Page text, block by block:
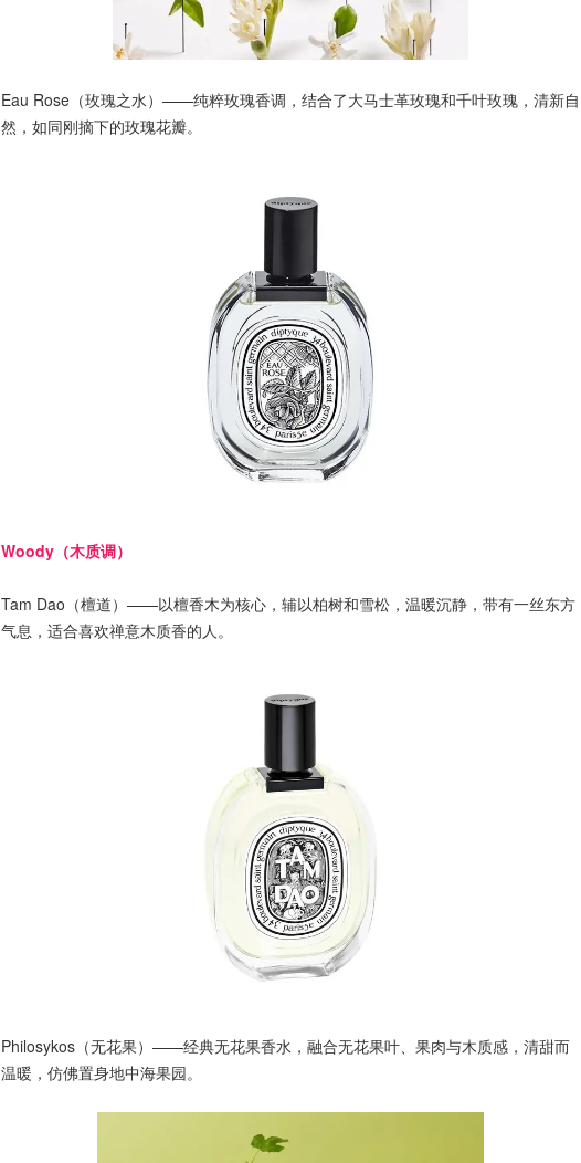
Eau Rose（玫瑰之水） ——纯粹玫瑰香调，结合了大马士革玫瑰和千叶玫瑰，清新自
然，如同刚摘下的玫瑰花瓣。
Woody（木质调）
Tam Dao（檀道） ——以檀香木为核心，辅以柏树和雪松，温暖沉静，带有一丝东方
气息，适合喜欢禅意木质香的人。
Philosykos（无花果） ——经典无花果香水，融合无花果叶、果肉与木质感，清甜而
温暖，仿佛置身地中海果园。